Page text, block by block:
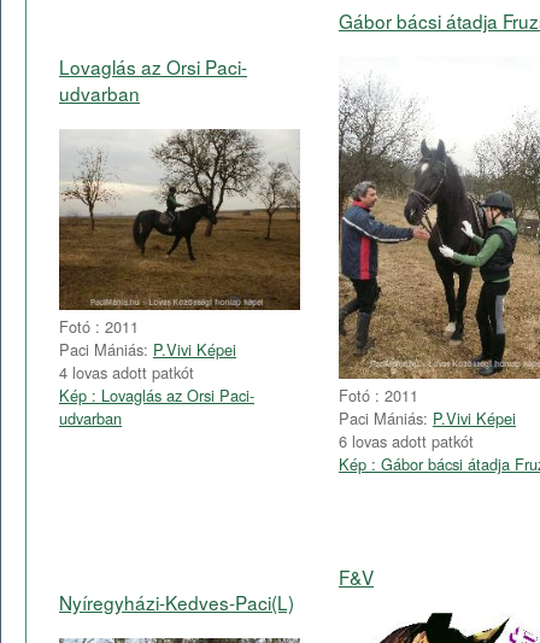
Lovaglás az Orsi Paci-
udvarban
Fotó : 2011
Paci Mániás: P.Vivi Képei
4 lovas adott patkót
Kép : Lovaglás az Orsi Paci-
udvarban
Gábor bácsi átadja
Fotó : 2011
Paci Mániás: P.Vivi Képei
6 lovas adott patkót
Kép : Gábor bácsi átadja
Nyíregyházi-Kedves-Paci(L)
F&V